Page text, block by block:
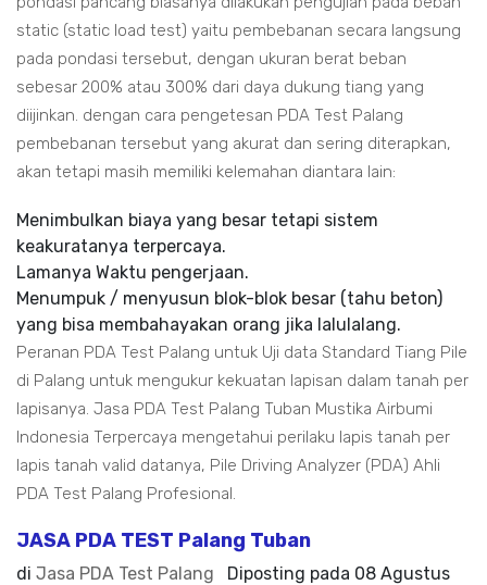
static (static load test) yaitu pembebanan secara langsung
pada pondasi tersebut, dengan ukuran berat beban
sebesar 200% atau 300% dari daya dukung tiang yang
diijinkan. dengan cara pengetesan PDA Test Palang
pembebanan tersebut yang akurat dan sering diterapkan,
akan tetapi masih memiliki kelemahan diantara lain:
Menimbulkan biaya yang besar tetapi sistem
keakuratanya terpercaya.
Lamanya Waktu pengerjaan.
Menumpuk / menyusun blok-blok besar (tahu beton)
yang bisa membahayakan orang jika lalulalang.
Peranan PDA Test Palang untuk Uji data Standard Tiang Pile
di Palang untuk mengukur kekuatan lapisan dalam tanah per
lapisanya. Jasa PDA Test Palang Tuban Mustika Airbumi
Indonesia Terpercaya mengetahui perilaku lapis tanah per
lapis tanah valid datanya, Pile Driving Analyzer (PDA) Ahli
PDA Test Palang Profesional.
JASA PDA TEST Palang Tuban
di Jasa PDA Test Palang Diposting pada 08 Agustus